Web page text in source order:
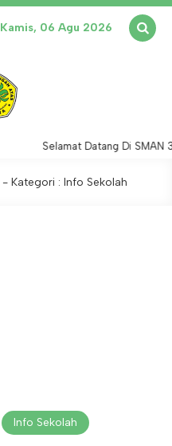
Kamis, 06 Agu 2026
Selamat Datang Di SMAN
- Kategori : Info Sekolah
Info Sekolah